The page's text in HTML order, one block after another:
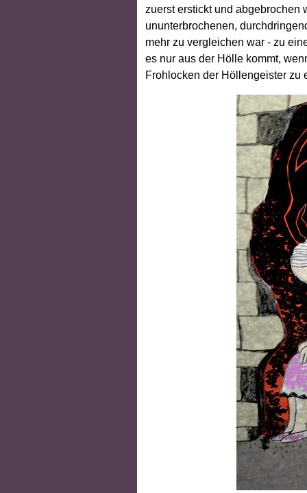
zuerst erstickt und abgebrochen
ununterbrochenen,
mehr zu vergleichen war - zu
es nur aus der Hölle kommt,
Frohlocken der Höllengeister zu